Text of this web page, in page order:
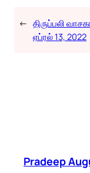
← திருப்பலி
ஏப்ரல் 13, 2022
Pradeep